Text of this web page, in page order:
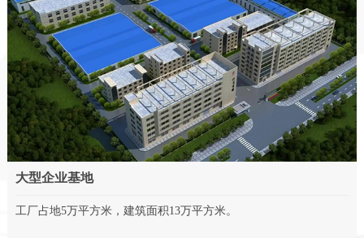
大型企业基地
工厂占地5万平方米，建筑面积13万平方米。